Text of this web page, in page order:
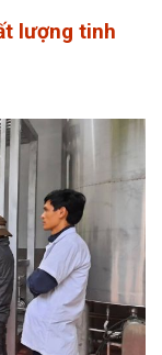
lượng tinh